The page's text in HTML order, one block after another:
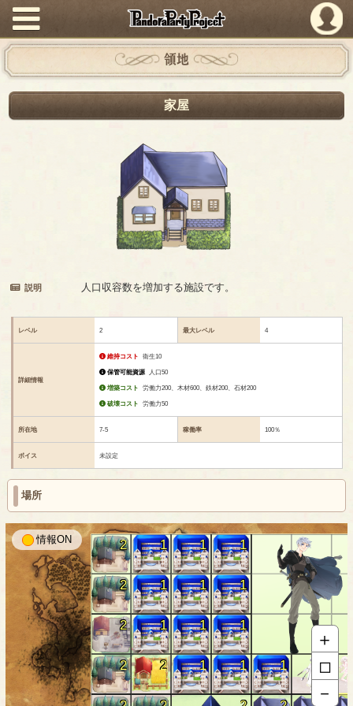
PandoraPartyProject
領地
家屋
説明 人口収容数を増加する施設です。
レベル 2 最大レベル 4
詳細情報
維持コスト 衛生10
保管可能資源
人口50
増築コスト 労働力200、木材600、鉄材200、石材200
破壊コスト 労働力50
所在地 7-5 稼働率 100％
ボイス 未設定
場所
2 1
2
1
1
1
1
1
1
1
2
2 1
1
1
2 1
2
情報
＋
□
－